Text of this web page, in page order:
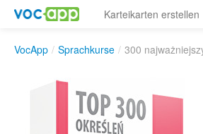
Karteikarten erstellen
VocApp / Sprachkurse / 300